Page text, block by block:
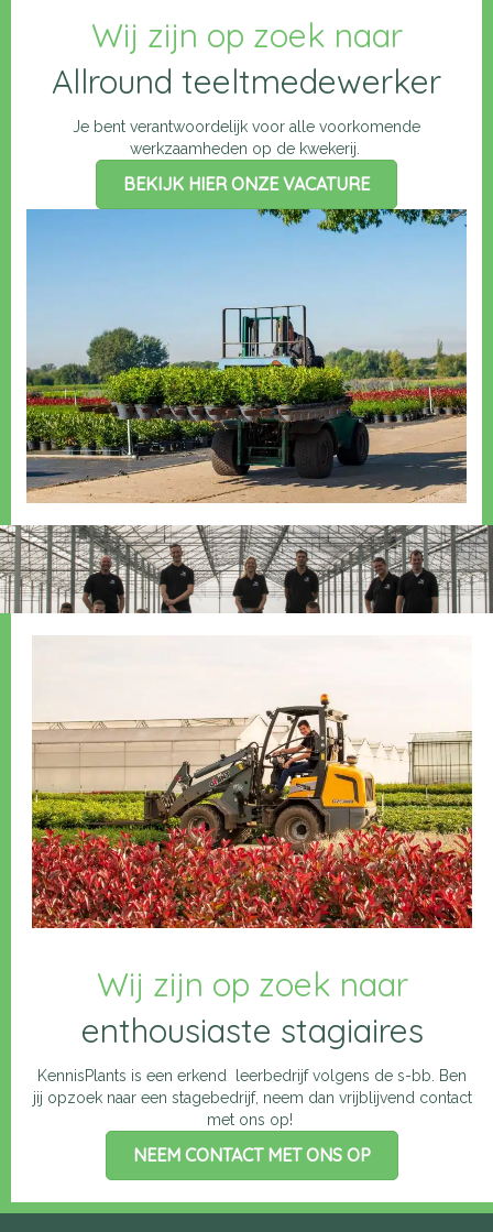
Wij zijn op zoek naar
Allround teeltmedewerker
Je bent verantwoordelijk voor alle voorkomende
werkzaamheden op de kwekerij.
BEKIJK HIER ONZE VACATURE
Wij zijn op zoek naar
enthousiaste stagiaires
KennisPlants is een erkend leerbedrijf volgens de s-bb. Ben
jij opzoek naar een stagebedrijf, neem dan vrijblijvend contact
met ons op!
NEEM CONTACT MET ONS OP